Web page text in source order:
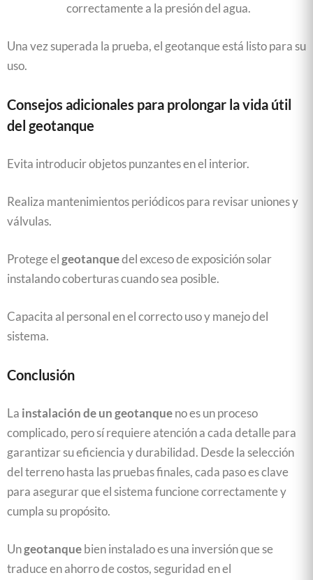
correctamente a la presión del agua.
Una vez superada la prueba, el geotanque está listo para su
uso.
Consejos adicionales para prolongar la vida útil
del geotanque
Evita introducir objetos punzantes en el interior.
Realiza mantenimientos periódicos para revisar uniones y
válvulas.
Protege elgeotanquedel exceso de exposición solar
instalando coberturas cuando sea posible.
Capacita al personal en el correcto uso y manejo del
sistema.
Conclusión
La instalación de un geotanqueno es un proceso
complicado, pero sí requiere atención a cada detalle para
garantizar su eficiencia y durabilidad. Desde la selección
del terreno hasta las pruebas finales, cada paso es clave
para asegurar que el sistema funcione correctamente y
cumpla su propósito.
Ungeotanquebien instalado es una inversión que se
traduce en ahorro de costos, seguridad en el